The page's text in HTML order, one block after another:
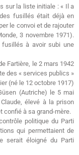
sur la liste initiale : « Il a
fusillés était déjà en
le convoi et de rajouter
3 novembre 1971).
fusillés à avoir subi une
Fartière, le 2 mars 1942
des « services publics »
(né le 12 octobre 1917)
(Autriche) le 5 mai
élevé à la prison
confié à sa grand-mère.
politique du Parti
qui permettaient de
serait éloigné du Parti